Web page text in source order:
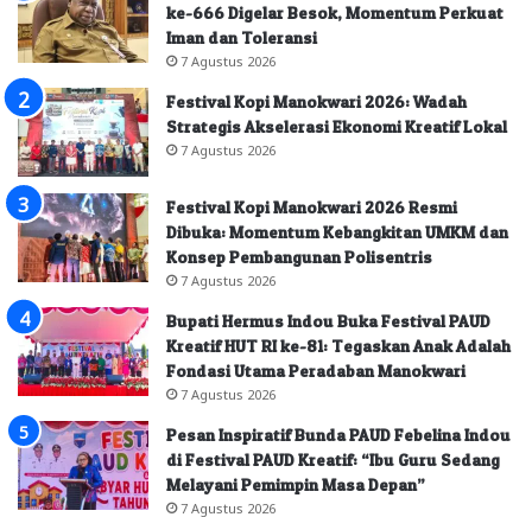
ke-666 Digelar Besok, Momentum Perkuat
Iman dan Toleransi
7 Agustus 2026
Festival Kopi Manokwari 2026: Wadah
Strategis Akselerasi Ekonomi Kreatif Lokal
7 Agustus 2026
Festival Kopi Manokwari 2026 Resmi
Dibuka: Momentum Kebangkitan UMKM dan
Konsep Pembangunan Polisentris
7 Agustus 2026
Bupati Hermus Indou Buka Festival PAUD
Kreatif HUT RI ke-81: Tegaskan Anak Adalah
Fondasi Utama Peradaban Manokwari
7 Agustus 2026
Pesan Inspiratif Bunda PAUD Febelina Indou
di Festival PAUD Kreatif: “Ibu Guru Sedang
Melayani Pemimpin Masa Depan”
7 Agustus 2026